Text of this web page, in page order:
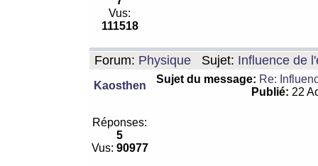
Vus:
111518
Forum: Physique Sujet: Influence de
Kaosthen
Sujet du message: Re:
Publié: 22
Réponses:
5
Vus: 90977